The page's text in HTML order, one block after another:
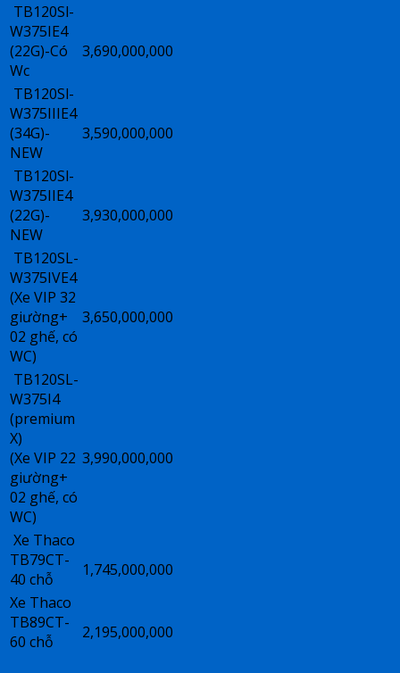
TB120Sl-
W375IE4
(22G)-Có
Wc
3,690,000,000
TB120Sl-
W375IIIE4
(34G)-
NEW
3,590,000,000
TB120Sl-
W375IIE4
(22G)-
NEW
3,930,000,000
TB120SL-
W375IVE4
(Xe VIP 32
giường+
02 ghế, có
WC)
3,650,000,000
TB120SL-
W375I4
(premium
X)
(Xe VIP 22
giường+
02 ghế, có
WC)
3,990,000,000
Xe Thaco
TB79CT-
40 chỗ
1,745,000,000
Xe Thaco
TB89CT-
60 chỗ
2,195,000,000